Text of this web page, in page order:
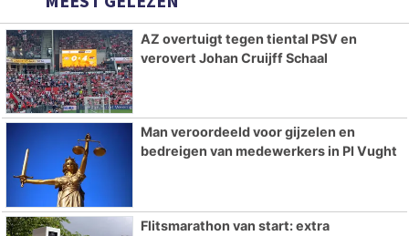
AZ overtuigt tegen tiental PSV en
verovert Johan Cruijff Schaal
Man veroordeeld voor gijzelen en
bedreigen van medewerkers in PI Vught
Flitsmarathon van start: extra